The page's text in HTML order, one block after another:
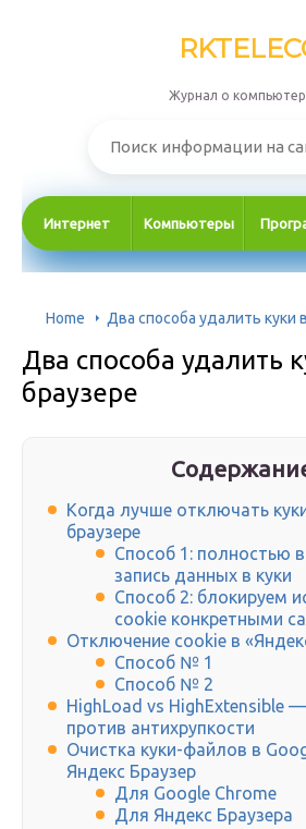
Журнал о
Интернет Компьютеры
Home Два способа удалить куки
Два способа удалить
браузере
Когда лучше отключать
браузере
Способ 1: полностью
запись данных в куки
Способ 2: блокируем
cookie конкретными
Отключение cookie в
Способ № 1
Способ № 2
HighLoad vs HighExtensible
против антихрупкости
Очистка куки-файлов в
Яндекс Браузер
Для Google Chrome
Для Яндекс Браузера